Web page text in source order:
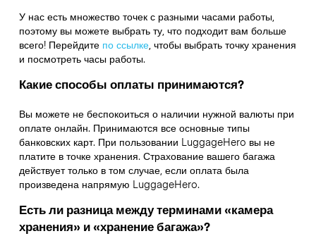
У нас есть множество точек с разными часами работы,
поэтому вы можете выбрать ту, что подходит вам больше
всего! Перейдите по ссылке, чтобы выбрать точку хранения
и посмотреть часы работы.
Какие способы оплаты принимаются?
Вы можете не беспокоиться о наличии нужной валюты при
оплате онлайн. Принимаются все основные типы
банковских карт. При пользовании LuggageHero вы не
платите в точке хранения. Страхование вашего багажа
действует только в том случае, если оплата была
произведена напрямую LuggageHero.
Есть ли разница между терминами «камера
хранения» и «хранение багажа»?